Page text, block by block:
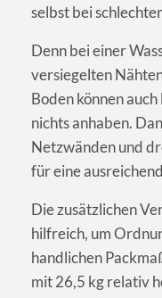
selbst bei
Denn bei einer
versiegelten
Boden können
nichts anhaben.
Netzwänden und
für eine
Die zusätzlichen
hilfreich, um
handlichen
mit 26,5 kg relativ